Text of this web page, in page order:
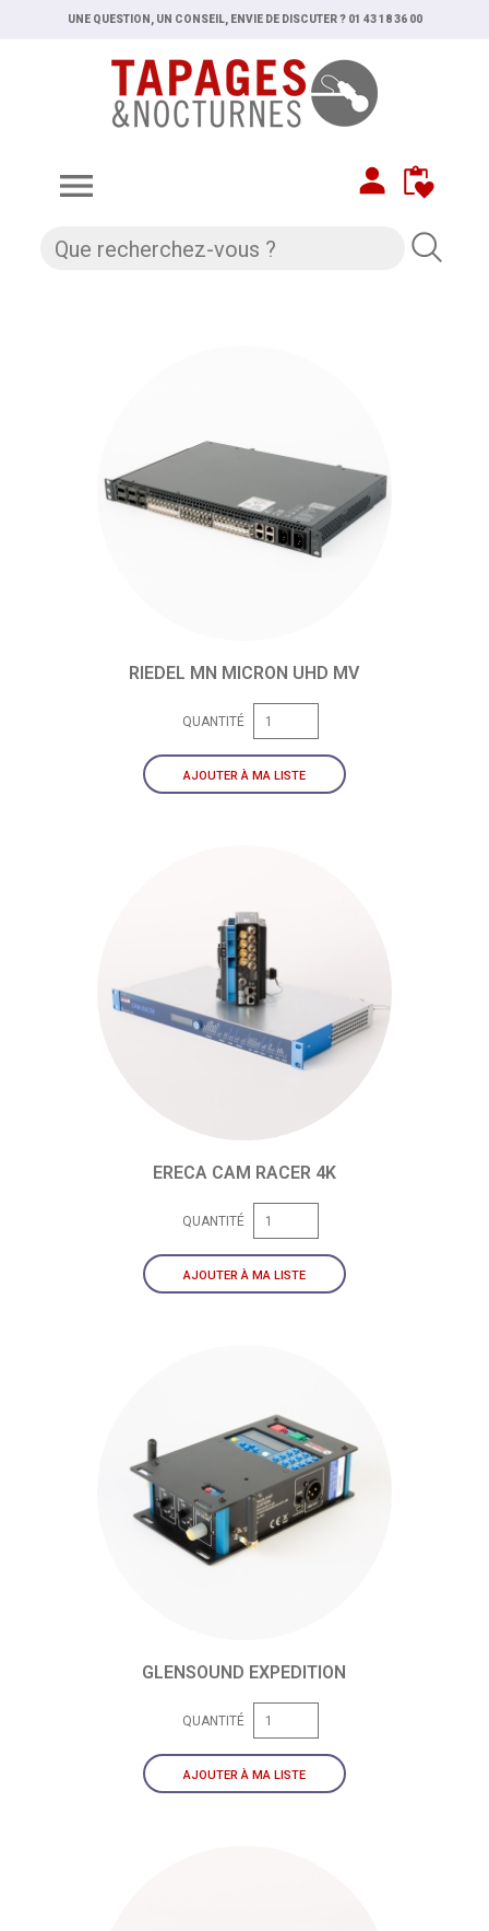
UNE QUESTION, UN CONSEIL, ENVIE DE DISCUTER ? 01 43 18 36 00

RIEDEL MN MICRON UHD MV
QUANTITÉ
AJOUTER À MA LISTE
ERECA CAM RACER 4K
QUANTITÉ
AJOUTER À MA LISTE
GLENSOUND EXPEDITION
QUANTITÉ
AJOUTER À MA LISTE